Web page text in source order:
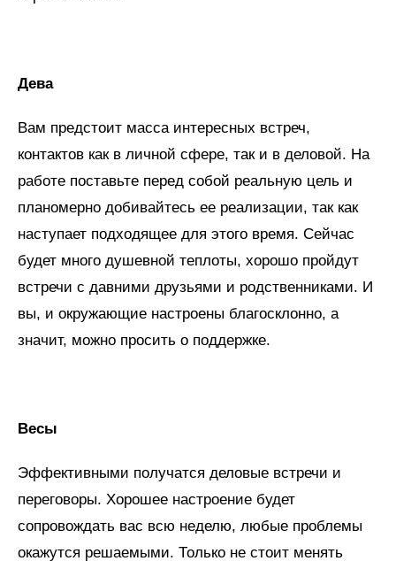
Дева
Вам предстоит масса интересных встреч,
контактов как в личной сфере, так и в деловой. На
работе поставьте перед собой реальную цель и
планомерно добивайтесь ее реализации, так как
наступает подходящее для этого время. Сейчас
будет много душевной теплоты, хорошо пройдут
встречи с давними друзьями и родственниками. И
вы, и окружающие настроены благосклонно, а
значит, можно просить о поддержке.
Весы
Эффективными получатся деловые встречи и
переговоры. Хорошее настроение будет
сопровождать вас всю неделю, любые проблемы
окажутся решаемыми. Только не стоит менять